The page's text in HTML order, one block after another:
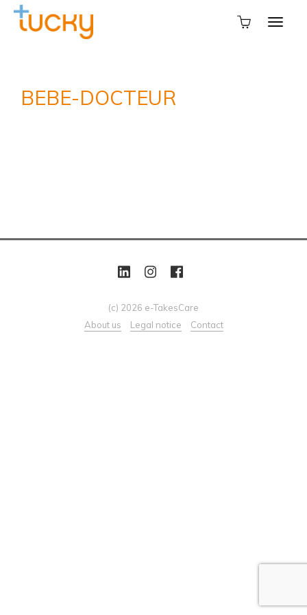
BEBE-DOCTEUR
(c) 2026 e-TakesCare
About us
Legal notice Contact